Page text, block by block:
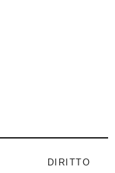
DIRITTO